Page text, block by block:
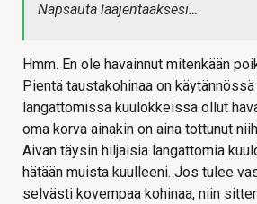
Napsauta laajentaaksesi…
Hmm. En ole havainnut mitenkään
Pientä taustakohinaa on
langattomissa kuulokkeissa ollut
oma korva ainakin on aina tottunut
Aivan täysin hiljaisia langattomia
hätään muista kuulleeni. Jos tulee
selvästi kovempaa kohinaa, niin